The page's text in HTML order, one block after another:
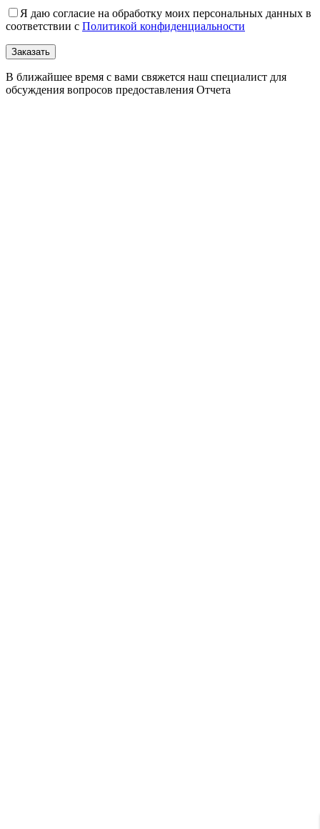
Я даю согласие на обработку моих персональных данных в
соответствии с Политикой конфиденциальности
В ближайшее время с вами свяжется наш специалист для
обсуждения вопросов предоставления Отчета